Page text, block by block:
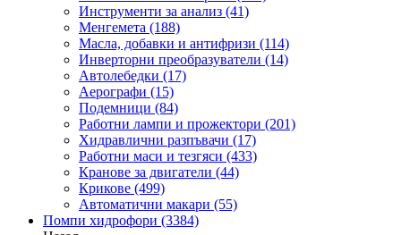
Инструменти за анализ (41)
Менгемета (188)
Масла, добавки и антифризи (114)
Инверторни преобразуватели (14)
Автолебедки (17)
Аерографи (15)
Подемници (84)
Работни лампи и прожектори (201)
Хидравлични разпъвачи (17)
Работни маси и тезгяси (433)
Кранове за двигатели (44)
Крикове (499)
Автоматични макари (55)
Помпи хидрофори (3384)